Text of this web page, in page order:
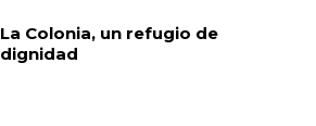
La Colonia, un refugio de
dignidad